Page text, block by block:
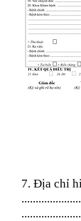
7. Địa chỉ